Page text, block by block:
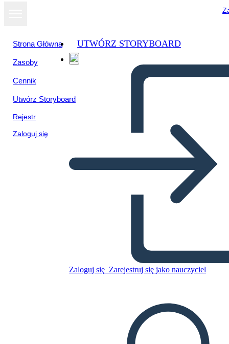
Strona Główna
Zasoby
Cennik
Utwórz Storyboard
Rejestr
Zaloguj się
UTWÓRZ STORYBOARD
Zaloguj się Zarejestruj się jako nauczyciel
Skopiuj tę scenorys
ODTWARZANIE POKAZU SLAJDÓW
PRZECZYTAJ MI